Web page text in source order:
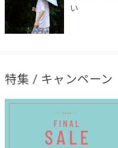
い
特集 / キャンペーン